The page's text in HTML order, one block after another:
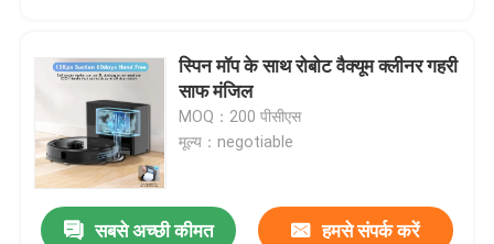
स्पिन मॉप के साथ रोबोट वैक्यूम क्लीनर गहरी
साफ मंजिल
MOQ：200 पीसीएस
मूल्य：negotiable
सबसे अच्छी कीमत हमसे संपर्क करें